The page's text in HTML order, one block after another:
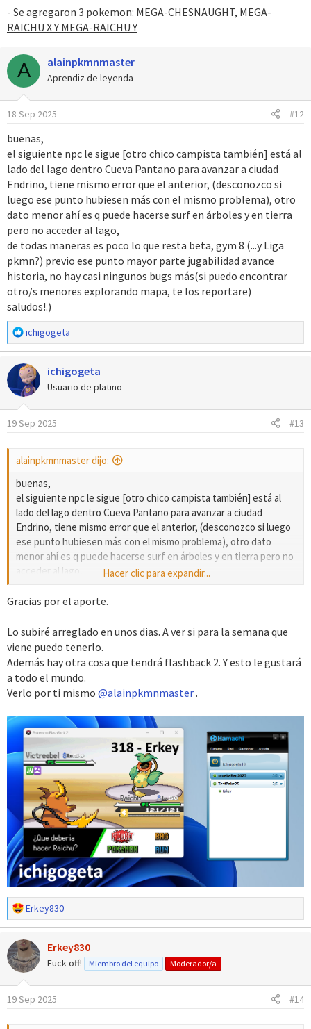
- Se agregaron 3 pokemon: MEGA-CHESNAUGHT, MEGA-
RAICHU X Y MEGA-RAICHU Y
A alainpkmnmaster
Aprendiz de leyenda
18 Sep 2025 #12
buenas,
el siguiente npc le sigue [otro chico campista también] está al
lado del lago dentro Cueva Pantano para avanzar a ciudad
Endrino, tiene mismo error que el anterior, (desconozco si
luego ese punto hubiesen más con el mismo problema), otro
dato menor ahí es q puede hacerse surf en árboles y en tierra
pero no acceder al lago,
de todas maneras es poco lo que resta beta, gym 8 (...y Liga
pkmn?) previo ese punto mayor parte jugabilidad avance
historia, no hay casi ningunos bugs más(si puedo encontrar
otro/s menores explorando mapa, te los reportare)
saludos!.)
R
e
a
c
c
i
o
n
:
ichigogeta
ichigogeta
Usuario de platino
19 Sep 2025 #13
alainpkmnmaster dijo:
buenas,
el siguiente npc le sigue [otro chico campista también] está al
lado del lago dentro Cueva Pantano para avanzar a ciudad
Endrino, tiene mismo error que el anterior, (desconozco si luego
ese punto hubiesen más con el mismo problema), otro dato
menor ahí es q puede hacerse surf en árboles y en tierra pero no
acceder al lago,
pkmn?) previo ese punto mayor parte jugabilidad avance historia,
menores explorando mapa, te los reportare)
saludos!.)
Hacer clic para expandir...
Gracias por el aporte.
Lo subiré arreglado en unos dias. A ver si para la semana que
viene puedo tenerlo.
Además hay otra cosa que tendrá flashback 2. Y esto le gustará
a todo el mundo.
Verlo por ti mismo @alainpkmnmaster.
R
e
a
c
c
i
o
n
Erkey830
Erkey830
Fuck off! Miembro del equipo Moderador/a
19 Sep 2025 #14